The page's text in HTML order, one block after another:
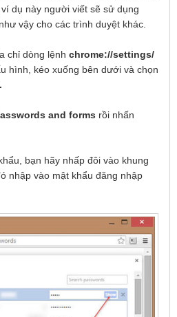
dụ này người viết sẽ sử dụng
vậy cho các trình duyệt khác.
chỉ dòng lệnhchrome://settings/
hình, kéo xuống bên dưới và chọn
and forms rồi nhấn
bạn hãy nhấp đôi vào khung
nhập vào mật khẩu đăng nhập